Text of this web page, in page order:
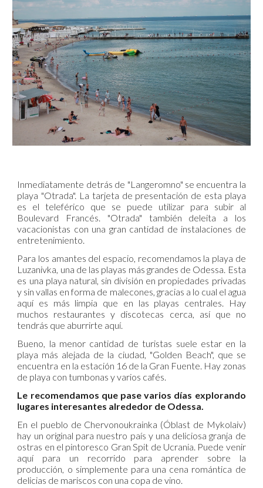
Inmediatamente detrás de "Langeromno" se encuentra la
playa "Otrada". La tarjeta de presentación de esta playa
es el teleférico que se puede utilizar para subir al
Boulevard Francés. "Otrada" también deleita a los
vacacionistas con una gran cantidad de instalaciones de
entretenimiento.
Para los amantes del espacio, recomendamos la playa de
Luzanivka, una de las playas más grandes de Odessa. Esta
es una playa natural, sin división en propiedades privadas
y sin vallas en forma de malecones, gracias a lo cual el agua
aquí es más limpia que en las playas centrales. Hay
muchos restaurantes y discotecas cerca, así que no
tendrás que aburrirte aquí.
Bueno, la menor cantidad de turistas suele estar en la
playa más alejada de la ciudad, "Golden Beach", que se
encuentra en la estación 16 de la Gran Fuente. Hay zonas
de playa con tumbonas y varios cafés.
Le recomendamos que pase varios días explorando
lugares interesantes alrededor de Odessa.
En el pueblo de Chervonoukrainka (Óblast de Mykolaiv)
hay un original para nuestro país y una deliciosa granja de
ostras en el pintoresco Gran Spit de Ucrania. Puede venir
aquí para un recorrido para aprender sobre la
producción, o simplemente para una cena romántica de
delicias de mariscos con una copa de vino.